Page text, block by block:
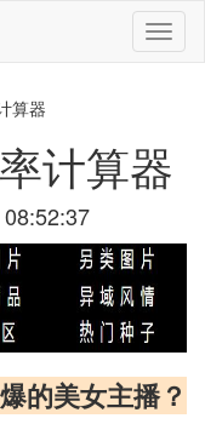
切
换
算器
计算器
的美女主播？